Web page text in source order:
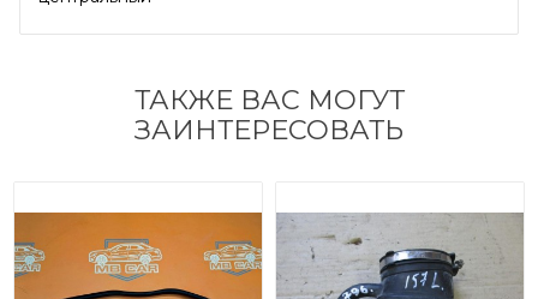
ТАКЖЕ ВАС МОГУТ
ЗАИНТЕРЕСОВАТЬ